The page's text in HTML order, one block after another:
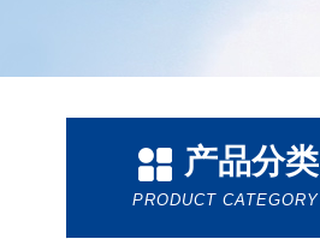
产品分类
PRODUCT CATEGORY